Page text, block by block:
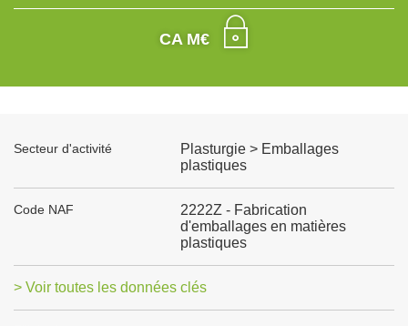
CA M€
Secteur d'activité
Plasturgie > Emballages
plastiques
Code NAF
2222Z - Fabrication
d'emballages en matières
plastiques
> Voir toutes les données clés